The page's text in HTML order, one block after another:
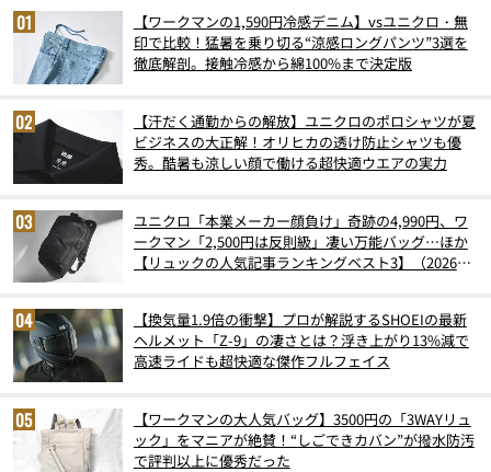
【ワークマンの1,590円冷感デニム】vsユニクロ・無
印で比較！猛暑を乗り切る“涼感ロングパンツ”3選を
徹底解剖。接触冷感から綿100%まで決定版
【汗だく通勤からの解放】ユニクロのポロシャツが夏
ビジネスの大正解！オリヒカの透け防止シャツも優
秀。酷暑も涼しい顔で働ける超快適ウエアの実力
ユニクロ「本業メーカー顔負け」奇跡の4,990円、ワ
ークマン「2,500円は反則級」凄い万能バッグ…ほか
【リュックの人気記事ランキングベスト3】（2026年
【換気量1.9倍の衝撃】プロが解説するSHOEIの最新
ヘルメット「Z-9」の凄さとは？浮き上がり13%減で
高速ライドも超快適な傑作フルフェイス
【ワークマンの大人気バッグ】3500円の「3WAYリュ
ック」をマニアが絶賛！“しごできカバン”が撥水防汚
で評判以上に優秀だった